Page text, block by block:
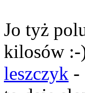
Jo tyż
kilosów :-
leszczyk -